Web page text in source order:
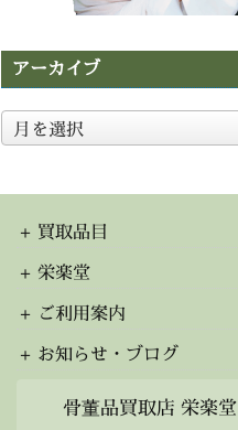
アーカイブ
ア
ー
イ
買取品目
栄楽堂
ご利用案内
お知らせ・ブログ
骨董品買取店 栄楽堂